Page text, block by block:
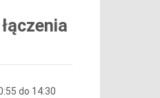
do 14:30